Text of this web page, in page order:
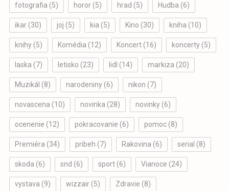
fotografia (5) horor(5) hrad (5) Hudba (6)
ikar(30) joj (5) kia (5) Kino (30) kniha (10)
knihy(5) Komédia (12) Koncert(16) koncerty(5)
laska (7) letisko (23) lidl (14) markiza (20)
Muzikál (8) narodeniny(6) nikon (7)
novascena (10) novinka (28) novinky(6)
ocenenie (12) pokracovanie (6) pomoc(8)
Premiéra (34) pribeh (7) Rakovina (6) serial (8)
skoda (6) snd (6) sport(6) Vianoce (24)
vystava (9) wizzair(5) Zdravie (8)